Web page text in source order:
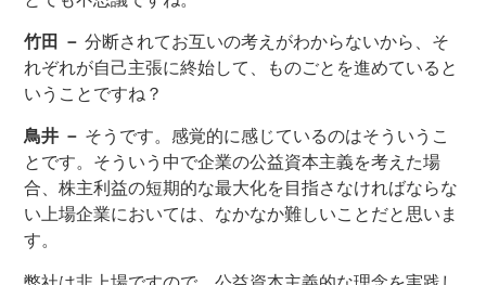
竹田 － 分断されてお互いの考えがわからないから、そ
れぞれが自己主張に終始して、ものごとを進めていると
いうことですね？
鳥井 － そうです。感覚的に感じているのはそういうこ
とです。そういう中で企業の公益資本主義を考えた場
合、株主利益の短期的な最大化を目指さなければならな
い上場企業においては、なかなか難しいことだと思いま
す。